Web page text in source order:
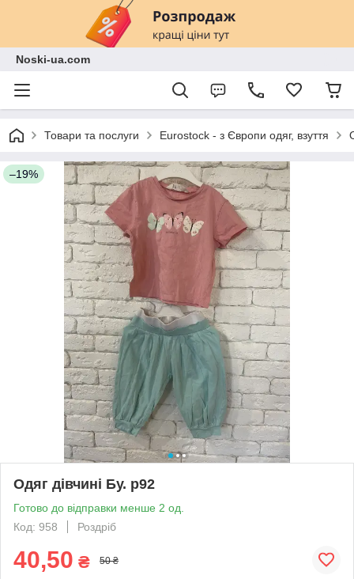
Noski-ua.com
Товари та послуги Eurostock - з Європи одяг, взуття
–19%
Одяг дівчині Бу. р92
Готово до відправки менше 2 од.
Код: 958
Роздріб
40,50 ₴ 50 ₴